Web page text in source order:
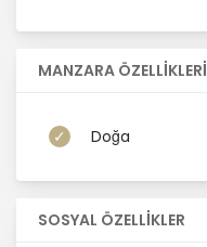
MANZARA ÖZELLİKLERİ
Doğa
SOSYAL ÖZELLİKLER